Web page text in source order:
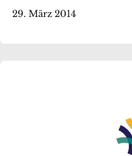
29. März 2014